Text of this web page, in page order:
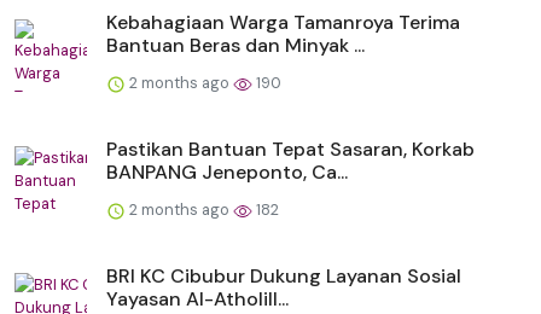
Kebahagiaan Warga Tamanroya Terima
Bantuan Beras dan Minyak ...
2 months ago 190
Pastikan Bantuan Tepat Sasaran, Korkab
BANPANG Jeneponto, Ca...
2 months ago 182
BRI KC Cibubur Dukung Layanan Sosial
Yayasan Al-Atholill...